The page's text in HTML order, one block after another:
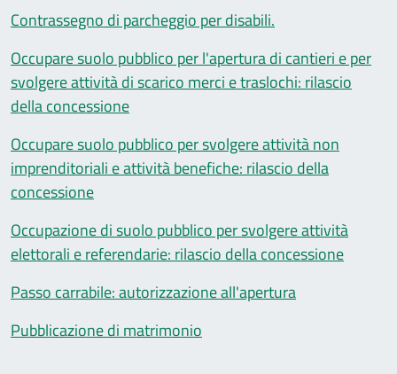
Contrassegno di parcheggio per disabili.
Occupare suolo pubblico per l'apertura di cantieri e per
svolgere attività di scarico merci e traslochi: rilascio
della concessione
Occupare suolo pubblico per svolgere attività non
imprenditoriali e attività benefiche: rilascio della
concessione
Occupazione di suolo pubblico per svolgere attività
elettorali e referendarie: rilascio della concessione
Passo carrabile: autorizzazione all'apertura
Pubblicazione di matrimonio